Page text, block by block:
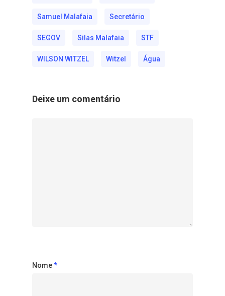
Samuel Malafaia Secretário
SEGOV Silas Malafaia STF
WILSON WITZEL Witzel Água
Deixe um comentário
Nome*